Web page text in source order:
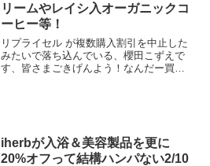
リームやレイシ入オーガニックコ
ーヒー等！
リプライセル が複数購入割引を中止した
みたいで落ち込んでいる、櫻田こずえで
す、皆さまごきげんよう！なんだー買っ
iherbが入浴＆美容製品を更に
20%オフって結構ハンパない2/10